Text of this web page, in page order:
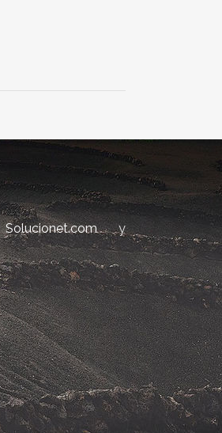
Solucionet.comy